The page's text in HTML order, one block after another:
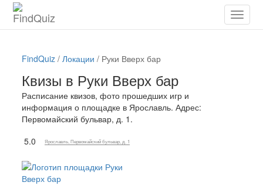
FindQuiz / Локации / Руки Вверх бар
Квизы в Руки Вверх бар
Расписание квизов, фото прошедших игр и
информация о площадке в Ярославль. Адрес:
Первомайский бульвар, д. 1.
5.0
Ярославль, Первомайский бульвар, д. 1